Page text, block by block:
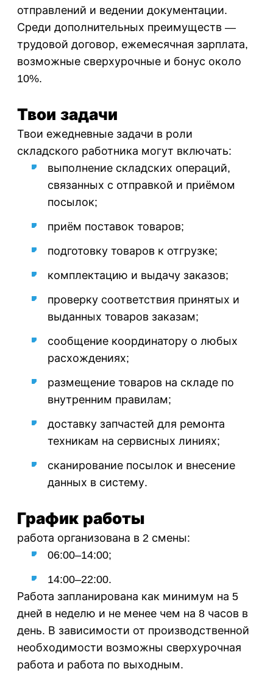
отправлений и ведении документации.
Среди дополнительных преимуществ —
трудовой договор, ежемесячная зарплата,
возможные сверхурочные и бонус около
10%.
Твои задачи
Твои ежедневные задачи в роли
складского работника могут включать:
выполнение складских операций,
связанных с отправкой и приёмом
посылок;
приём поставок товаров;
подготовку товаров к отгрузке;
комплектацию и выдачу заказов;
проверку соответствия принятых и
выданных товаров заказам;
сообщение координатору о любых
расхождениях;
размещение товаров на складе по
внутренним правилам;
доставку запчастей для ремонта
техникам на сервисных линиях;
сканирование посылок и внесение
данных в систему.
График работы
работа организована в 2 смены:
06:00–14:00;
14:00–22:00.
Работа запланирована как минимум на 5
дней в неделю и не менее чем на 8 часов в
день. В зависимости от производственной
необходимости возможны сверхурочная
работа и работа по выходным.